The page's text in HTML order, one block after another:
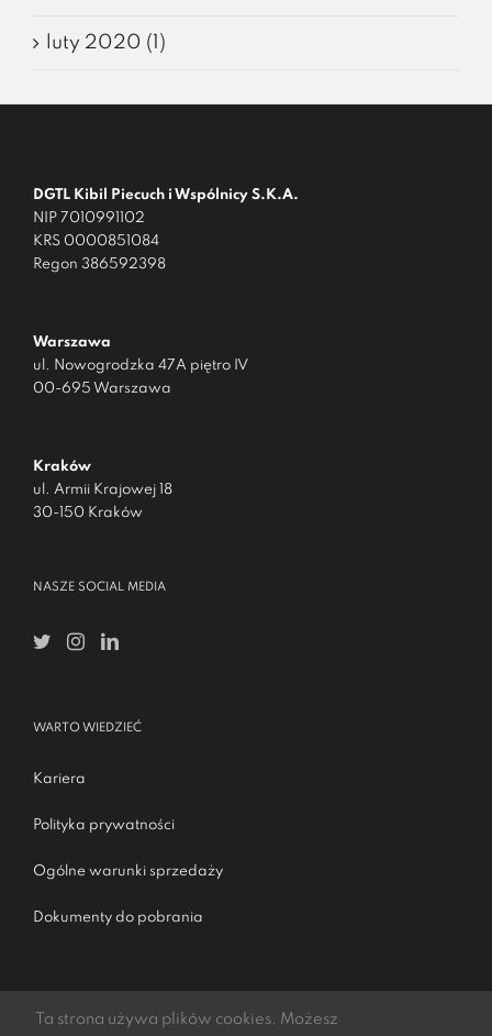
luty 2020 (1)
DGTL Kibil Piecuch i Wspólnicy S.K.A.
NIP 7010991102
KRS 0000851084
Regon 386592398
Warszawa
ul. Nowogrodzka 47A piętro IV
00-695 Warszawa
Kraków
ul. Armii Krajowej 18
30-150 Kraków
NASZE SOCIAL MEDIA
WARTO WIEDZIEĆ
Kariera
Polityka prywatności
Ogólne warunki sprzedaży
Dokumenty do pobrania
Ta strona używa plików cookies. Możesz